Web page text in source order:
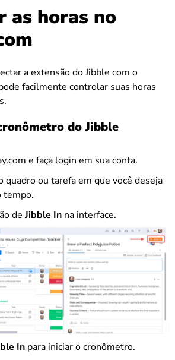
as horas no
a extensão do Jibble com o
facilmente controlar suas horas
do Jibble
e faça login em sua conta.
quadro ou tarefa em que você deseja
tempo.
de Jibble In na interface.
In para iniciar o cronômetro.